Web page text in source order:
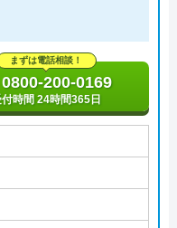
まずは電話相談！
0800-200-0169
時間 24時間365日